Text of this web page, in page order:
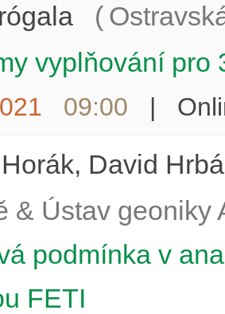
(
vyplňování pro
09:00 |
David
& Ústav geoniky
podmínka v
FETI